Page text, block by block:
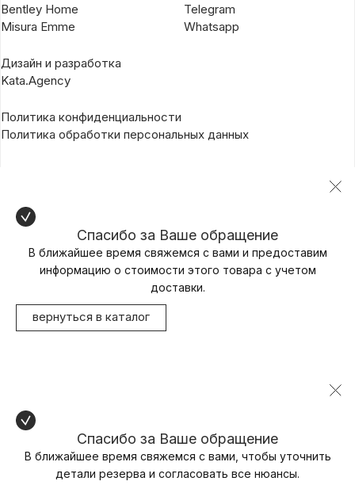
Bentley Home
Misura Emme
Telegram
Whatsapp
Дизайн и разработка
Kata.Agency
Политика конфиденциальности
Политика обработки персональных данных
Спасибо за Ваше обращение
В ближайшее время свяжемся с вами и предоставим
информацию о стоимости этого товара с учетом
доставки.
вернуться в каталог
Спасибо за Ваше обращение
В ближайшее время свяжемся с вами, чтобы уточнить
детали резерва и согласовать все нюансы.